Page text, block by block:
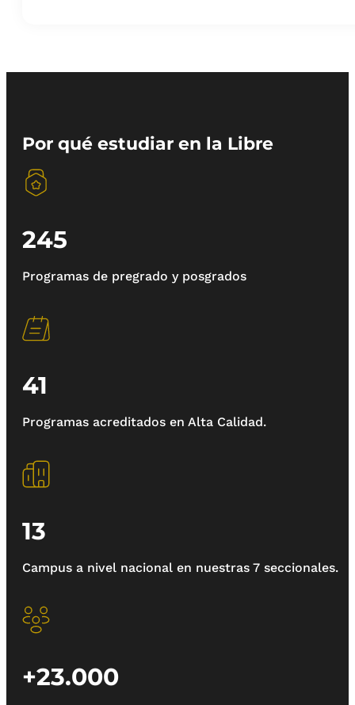
Por qué estudiar en la Libre
245
Programas de pregrado y posgrados
41
Programas acreditados en Alta Calidad.
13
Campus a nivel nacional en nuestras 7 seccionales.
+23.000